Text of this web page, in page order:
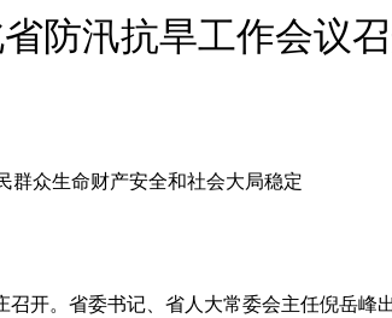
防汛抗旱工作会议
众生命财产安全和社会大局稳定
。省委书记、省人大常委会主任倪岳峰